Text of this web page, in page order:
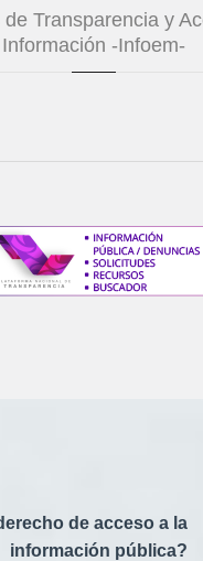
Transparencia y
Información -Infoem-
de acceso a la
información pública?